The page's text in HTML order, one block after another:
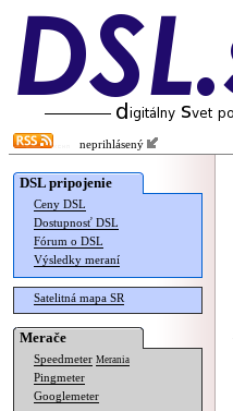
neprihlásený
DSL pripojenie
Ceny DSL
Dostupnosť DSL
Fórum o DSL
Výsledky meraní
Satelitná mapa SR
Merače
Speedmeter Merania
Pingmeter
Googlemeter